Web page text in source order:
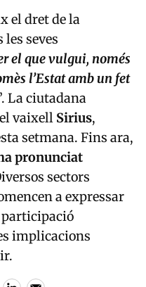
el dret de la
seves
el que vulgui, només
l’Estat amb un fet
La ciutadana
vaixell Sirius,
setmana. Fins ara,
pronunciat
sectors
a expressar
participació
implicacions